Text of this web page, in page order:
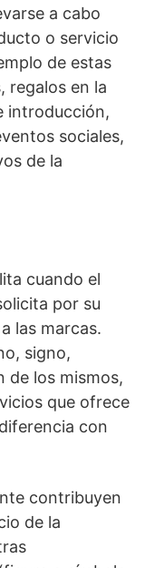
a cabo
o servicio
de estas
regalos en la
introducción,
sociales,
de la
cuando el
por su
las marcas.
signo,
de los mismos,
que ofrece
con
contribuyen
de la